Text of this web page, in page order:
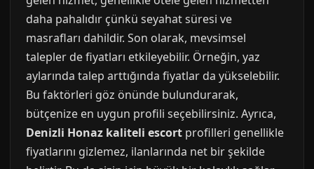
daha pahalıdır çünkü seyahat süresi ve
masrafları dahildir. Son olarak, mevsimsel
talepler de fiyatları etkileyebilir. Örneğin, yaz
aylarında talep arttığında fiyatlar da yükselebilir.
Bu faktörleri göz önünde bulundurarak,
bütçenize en uygun profili seçebilirsiniz. Ayrıca,
Denizli Honaz kaliteli escort profilleri genellikle
fiyatlarını gizlemez, ilanlarında net bir şekilde